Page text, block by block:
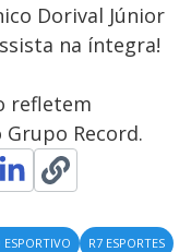
Dorival Júnior
na íntegra!
refletem
Record.
ESPORTIVO R7 ESPORTES